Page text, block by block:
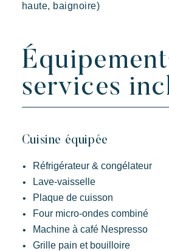
Vivre l'aventure
Prendre le temps
Evénements & festivals
L'application mobile Riviera
Nous contacter
haute, baignoire)
services
Cuisine équipée
Réfrigérateur & congélateur
Lave-vaisselle
Plaque de cuisson
Four micro-ondes combiné
Machine à café Nespresso
Grille pain et bouilloire